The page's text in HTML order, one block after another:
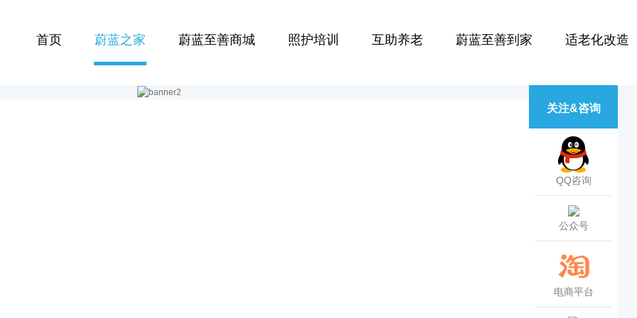
首页 蔚蓝之家 蔚蓝至善商城 照护培训 互助养老 蔚蓝至善到家 适老化改造
关注&咨询
QQ咨询
公众号
电商平台